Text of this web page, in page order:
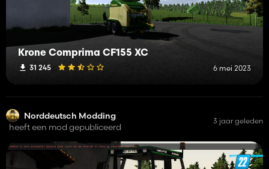
Krone Comprima CF155 XC
31 245 6 mei 2023
Norddeutsch Modding
heeft een mod gepubliceerd
3 jaar geleden